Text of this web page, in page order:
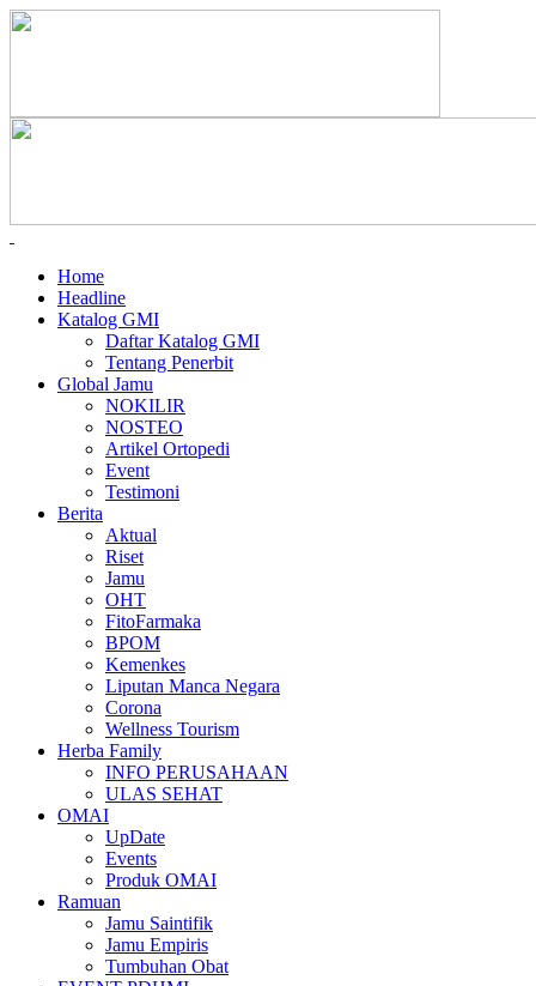
Home
Headline
Katalog GMI
Daftar Katalog GMI
Tentang Penerbit
Global Jamu
NOKILIR
NOSTEO
Artikel Ortopedi
Event
Testimoni
Berita
Aktual
Riset
Jamu
OHT
FitoFarmaka
BPOM
Kemenkes
Liputan Manca Negara
Corona
Wellness Tourism
Herba Family
INFO PERUSAHAAN
ULAS SEHAT
OMAI
UpDate
Events
Produk OMAI
Ramuan
Jamu Saintifik
Jamu Empiris
Tumbuhan Obat